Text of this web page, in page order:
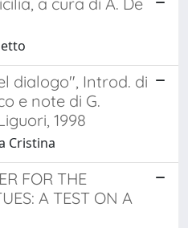
dialogo", Introd. di
e note di G.
1998
Cristina
FOR THE
A TEST ON A